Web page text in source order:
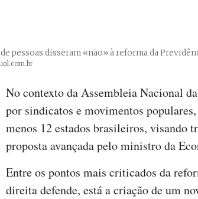
pessoas disseram «não» à reforma da
No contexto da Assembleia Nacional
por sindicatos e movimentos
menos 12 estados brasileiros, visando
proposta avançada pelo ministro da
Entre os pontos mais criticados da
direita defende, está a criação de um